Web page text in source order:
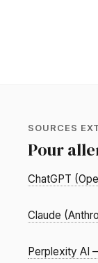
SOURCES
Pour
ChatGPT
Claude
Perplexity AI